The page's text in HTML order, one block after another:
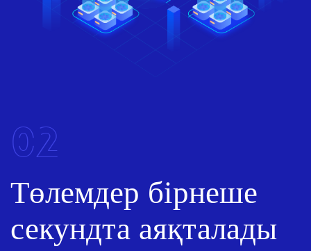
02
Төлемдер бірнеше
секундта аяқталады